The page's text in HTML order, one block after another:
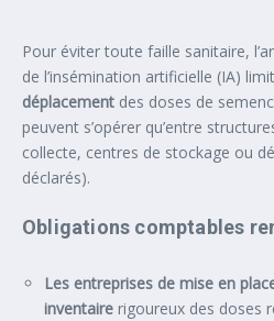
Pour éviter toute faille sanitaire,
de l’insémination artificielle (IA)
déplacement des doses de
peuvent s’opérer qu’entre
collecte, centres de stockage ou
déclarés).
Obligations comptables
Les entreprises de mise en
inventaire rigoureux des doses